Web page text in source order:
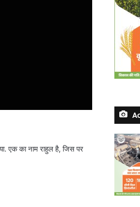
एक का नाम राहुल है, जिस पर